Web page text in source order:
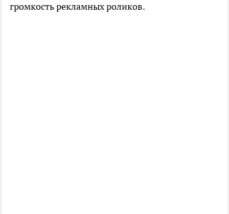
громкость рекламных роликов.